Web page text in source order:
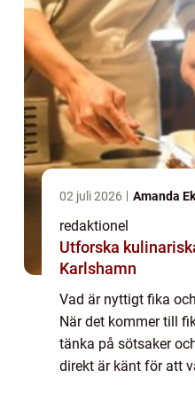
02 juli 2026 Amanda
redaktionel
Utforska
Karlshamn
Vad är nyttigt fika
När det kommer till
tänka på sötsaker
direkt är känt för att